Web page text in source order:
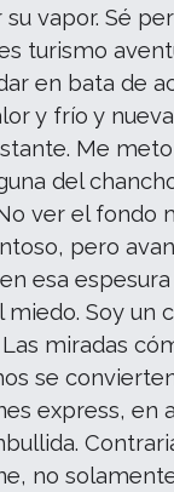
vapor. Sé
turismo
en bata de
y frío y
Me
del
ver el fondo
pero
esa espesura
miedo. Soy un
miradas
se
express, en
no